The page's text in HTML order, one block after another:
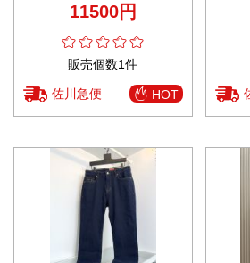
11500円
販売個数1件
佐川急便 HOT